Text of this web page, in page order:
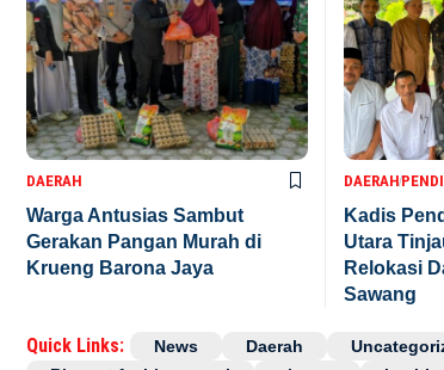
DAERAH
Warga Antusias Sambut
Gerakan Pangan Murah di
Krueng Barona Jaya
DAERAH
Kadis
Utara
Relokasi
Sawang
Quick Links: News Daerah